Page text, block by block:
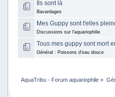
Ils sont là
Bavardages
Mes Guppy sont t'elles
Discussions sur l'aquariophilie
Tous mes guppy sont mort
Général : Poissons d'eau douce
AquaTribu - Forum aquariophile »